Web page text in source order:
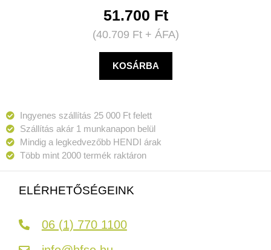
51.700 Ft
(40.709 Ft+ ÁFA)
KOSÁRBA
Ingyenes szállítás 25 000 Ft felett
Szállítás akár 1 munkanapon belül
Mindig a legkedvezőbb HENDI árak
Több mint 2000 termék raktáron
ELÉRHETŐSÉGEINK
06 (1) 770 1100